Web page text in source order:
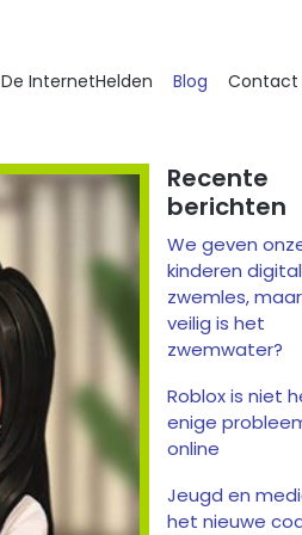
De InternetHelden Blog Contact
Recente
berichten
We geven
kinderen
zwemles,
veilig is het
zwemwater?
Roblox is niet
enige
online
Jeugd en
het nieuwe